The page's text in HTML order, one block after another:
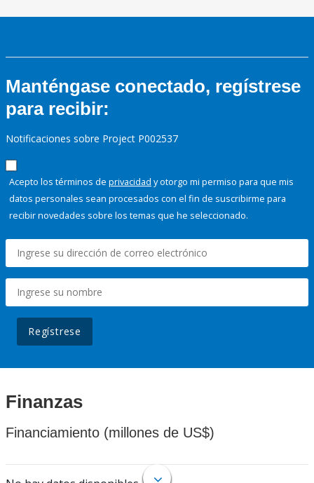
Manténgase conectado, regístrese
para recibir:
Notificaciones sobre Project P002537
Acepto los términos de privacidad y otorgo mi permiso para que mis
datos personales sean procesados con el fin de suscribirme para
recibir novedades sobre los temas que he seleccionado.
Regístrese
Finanzas
Financiamiento (millones de US$)